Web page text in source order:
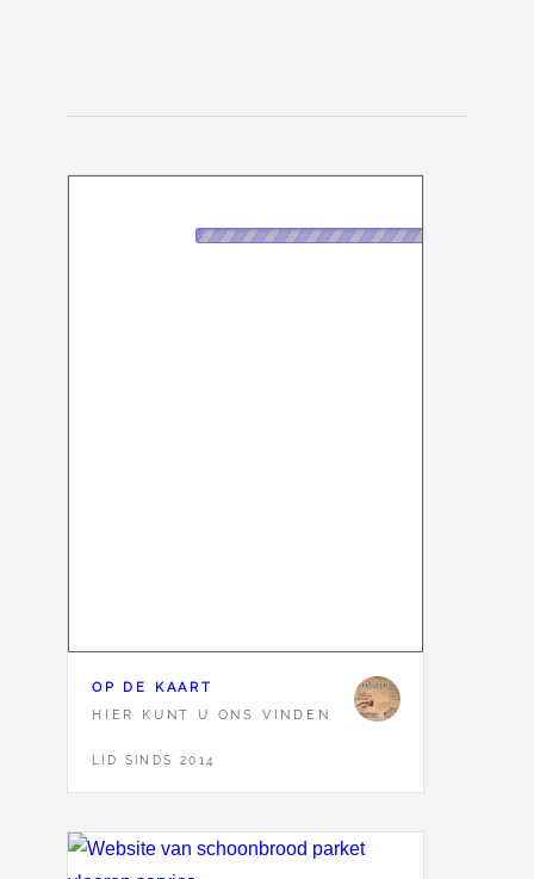
OP DE KAART
HIER KUNT U ONS VINDEN
LID SINDS 2014